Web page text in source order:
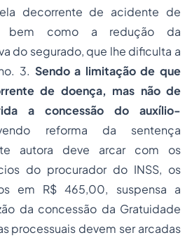
decorrente de acidente de
bem como a redução da
do segurado, que lhe dificulta a
3. Sendo a limitação de que
de doença, mas não de
a concessão do auxílio-
reforma da sentença
autora deve arcar com os
do procurador do INSS, os
em R$ 465,00, suspensa a
da concessão da Gratuidade
processuais devem ser arcadas